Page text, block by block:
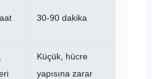
30-90 dakika
Küçük, hücre
yapısına zarar